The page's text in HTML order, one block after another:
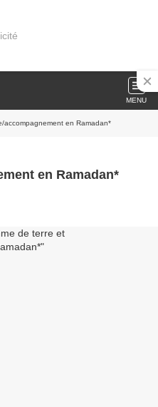
MENU
accompagnement en Ramadan*
en Ramadan*